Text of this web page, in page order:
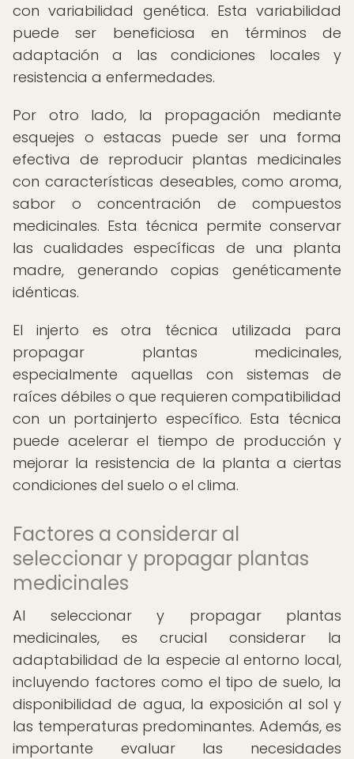
con variabilidad genética. Esta variabilidad
puede ser beneficiosa en términos de
adaptación a las condiciones locales y
resistencia a enfermedades.
Por otro lado, la propagación mediante
esquejes o estacas puede ser una forma
efectiva de reproducir plantas medicinales
con características deseables, como aroma,
sabor o concentración de compuestos
medicinales. Esta técnica permite conservar
las cualidades específicas de una planta
madre, generando copias genéticamente
idénticas.
El injerto es otra técnica utilizada para
propagar plantas medicinales,
especialmente aquellas con sistemas de
raíces débiles o que requieren compatibilidad
con un portainjerto específico. Esta técnica
puede acelerar el tiempo de producción y
mejorar la resistencia de la planta a ciertas
condiciones del suelo o el clima.
Factores a considerar al
seleccionar y propagar plantas
medicinales
Al seleccionar y propagar plantas
medicinales, es crucial considerar la
adaptabilidad de la especie al entorno local,
incluyendo factores como el tipo de suelo, la
disponibilidad de agua, la exposición al sol y
las temperaturas predominantes. Además, es
importante evaluar las necesidades